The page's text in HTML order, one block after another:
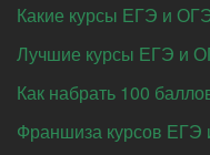
Какие курсы ЕГЭ и
Лучшие курсы ЕГЭ и
Как набрать 100
Франшиза курсов